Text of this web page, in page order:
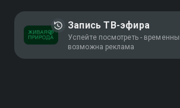
Запись ТВ-эфира
Успейте посмотреть -
возможна реклама